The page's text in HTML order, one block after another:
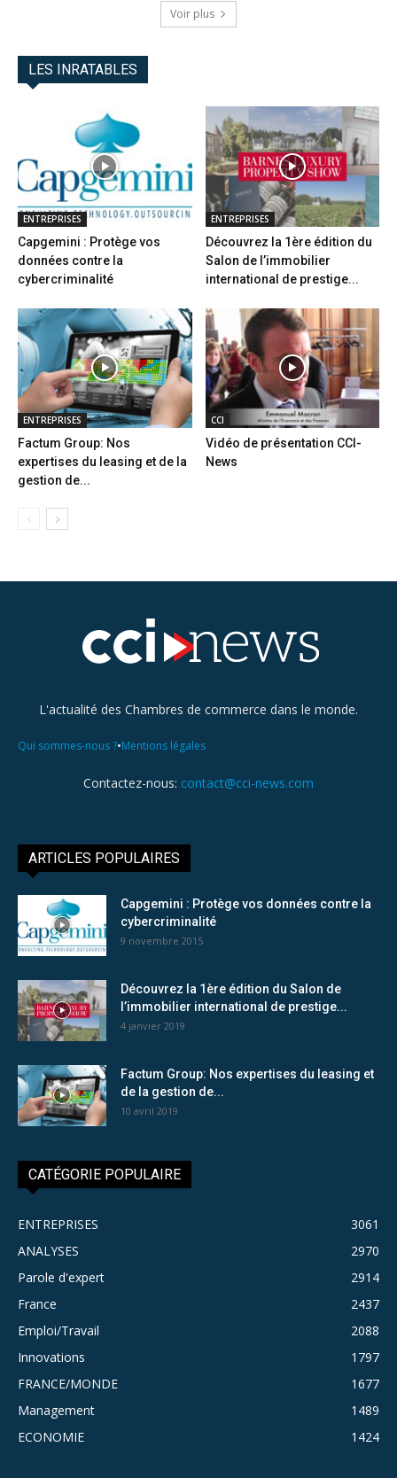
Voir plus
LES INRATABLES
ENTREPRISES
Capgemini : Protège vos
données contre la
cybercriminalité
ENTREPRISES
Découvrez la 1ère édition du
Salon de l’immobilier
international de prestige...
ENTREPRISES
Factum Group: Nos
expertises du leasing et de la
gestion de...
CCI
Vidéo de présentation CCI-
News
L'actualité des Chambres de commerce dans le monde.
Qui sommes-nous ?•Mentions légales
Contactez-nous: contact@cci-news.com
ARTICLES POPULAIRES
Capgemini : Protège vos données contre la
cybercriminalité
9 novembre 2015
Découvrez la 1ère édition du Salon de
l’immobilier international de prestige...
4 janvier 2019
Factum Group: Nos expertises du leasing et
de la gestion de...
10 avril 2019
CATÉGORIE POPULAIRE
ENTREPRISES
3061
ANALYSES
2970
Parole d'expert
2914
France
2437
Emploi/Travail
2088
Innovations
1797
FRANCE/MONDE
1677
Management
1489
ECONOMIE
1424